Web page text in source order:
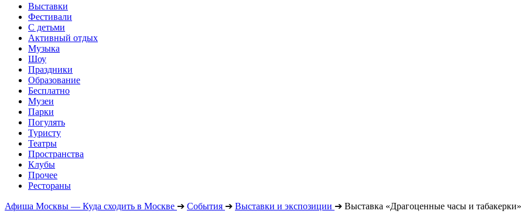
Выставки
Фестивали
С детьми
Активный отдых
Музыка
Шоу
Праздники
Образование
Бесплатно
Музеи
Парки
Погулять
Туристу
Театры
Пространства
Клубы
Прочее
Рестораны
Афиша Москвы — Куда сходить в Москве ➔ События ➔ Выставки и экспозиции ➔ Выставка «Драгоценные часы и табакерки»